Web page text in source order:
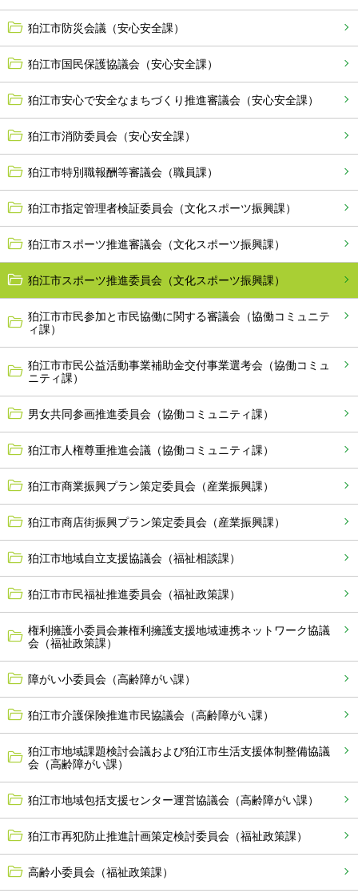
狛江市防災会議（安心安全課）
狛江市国民保護協議会（安心安全課）
狛江市安心で安全なまちづくり推進審議会（安心安全課）
狛江市消防委員会（安心安全課）
狛江市特別職報酬等審議会（職員課）
狛江市指定管理者検証委員会（文化スポーツ振興課）
狛江市スポーツ推進審議会（文化スポーツ振興課）
狛江市スポーツ推進委員会（文化スポーツ振興課）
狛江市市民参加と市民協働に関する審議会（協働コミュニテ
ィ課）
狛江市市民公益活動事業補助金交付事業選考会（協働コミュ
ニティ課）
男女共同参画推進委員会（協働コミュニティ課）
狛江市人権尊重推進会議（協働コミュニティ課）
狛江市商業振興プラン策定委員会（産業振興課）
狛江市商店街振興プラン策定委員会（産業振興課）
狛江市地域自立支援協議会（福祉相談課）
狛江市市民福祉推進委員会（福祉政策課）
権利擁護小委員会兼権利擁護支援地域連携ネットワーク協議
会（福祉政策課）
障がい小委員会（高齢障がい課）
狛江市介護保険推進市民協議会（高齢障がい課）
狛江市地域課題検討会議および狛江市生活支援体制整備協議
会（高齢障がい課）
狛江市地域包括支援センター運営協議会（高齢障がい課）
狛江市再犯防止推進計画策定検討委員会（福祉政策課）
高齢小委員会（福祉政策課）